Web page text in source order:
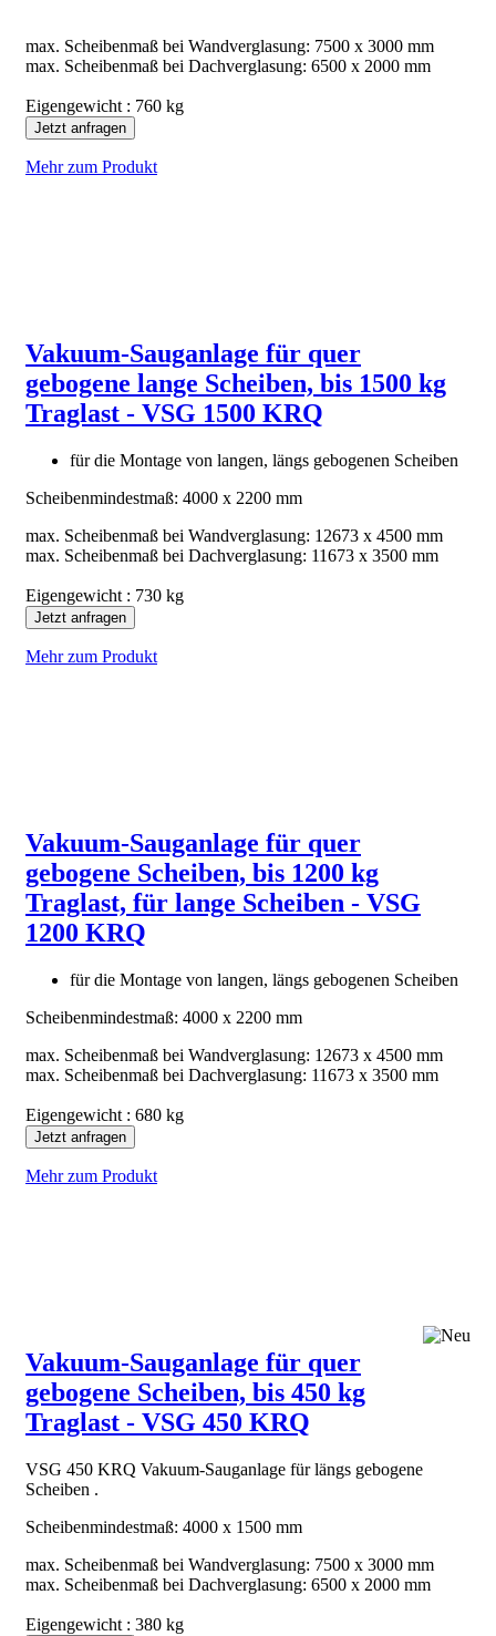
max. Scheibenmaß bei Wandverglasung: 7500 x 3000 mm
max. Scheibenmaß bei Dachverglasung: 6500 x 2000 mm
Eigengewicht : 760 kg
Jetzt anfragen
Mehr zum Produkt
Vakuum-Sauganlage für quer
gebogene lange Scheiben, bis 1500 kg
Traglast - VSG 1500 KRQ
für die Montage von langen, längs gebogenen Scheiben
Scheibenmindestmaß: 4000 x 2200 mm
max. Scheibenmaß bei Wandverglasung: 12673 x 4500 mm
max. Scheibenmaß bei Dachverglasung: 11673 x 3500 mm
Eigengewicht : 730 kg
Jetzt anfragen
Mehr zum Produkt
Vakuum-Sauganlage für quer
gebogene Scheiben, bis 1200 kg
Traglast, für lange Scheiben - VSG
1200 KRQ
für die Montage von langen, längs gebogenen Scheiben
Scheibenmindestmaß: 4000 x 2200 mm
max. Scheibenmaß bei Wandverglasung: 12673 x 4500 mm
max. Scheibenmaß bei Dachverglasung: 11673 x 3500 mm
Eigengewicht : 680 kg
Jetzt anfragen
Mehr zum Produkt
Vakuum-Sauganlage für quer
gebogene Scheiben, bis 450 kg
Traglast - VSG 450 KRQ
VSG 450 KRQ Vakuum-Sauganlage für längs gebogene
Scheiben .
Scheibenmindestmaß: 4000 x 1500 mm
max. Scheibenmaß bei Wandverglasung: 7500 x 3000 mm
max. Scheibenmaß bei Dachverglasung: 6500 x 2000 mm
Eigengewicht : 380 kg